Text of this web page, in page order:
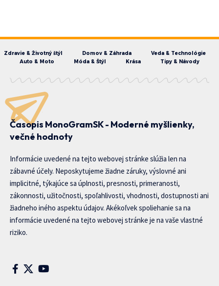
Zdravie & Životný štýl Domov & Záhrada
Veda & Technológie
Auto & Moto
Móda & Štýl Krása Tipy & Návody
Časopis MonoGramSK - Moderné myšlienky,
večné hodnoty
Informácie uvedené na tejto webovej stránke slúžia len na
zábavné účely. Neposkytujeme žiadne záruky, výslovné ani
implicitné, týkajúce sa úplnosti, presnosti, primeranosti,
zákonnosti, užitočnosti, spoľahlivosti, vhodnosti, dostupnosti ani
žiadneho iného aspektu údajov. Akékoľvek spoliehanie sa na
informácie uvedené na tejto webovej stránke je na vaše vlastné
riziko.